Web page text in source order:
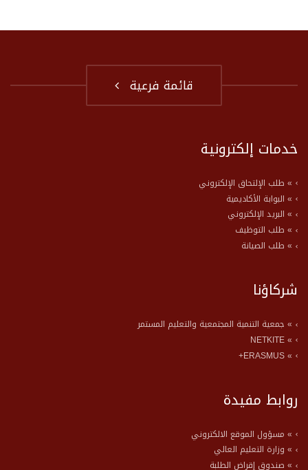
قائمة فرعية
خدمات إلكترونية
» طلب الإلتحاق الإلكتروني
» البوابة الأكاديمية
» البريد الإلكتروني
» طلب التوظيف
» طلب الصيانة
شركاؤنا
» جمعية التنمية المجتمعية والتعليم المستمر
» NETKITE
» ERASMUS+
روابط مفيدة
» مسؤول الموقع الالكتروني
» وزارة التعليم العالي
» صندوق إقراض الطلبة